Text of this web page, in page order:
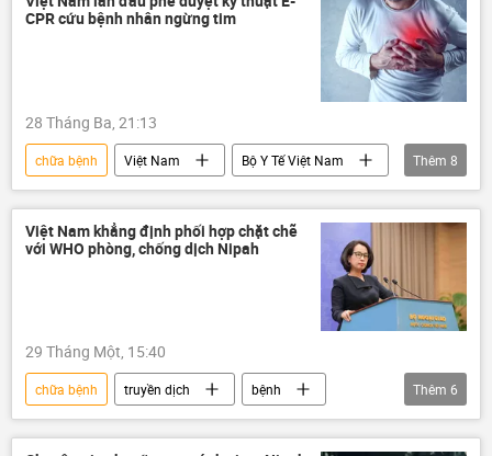
Ảnh hưởng về kinh tế-xã hội của đại dịch COVID-19
CPR cứu bệnh nhân ngừng tim
28 Tháng Ba, 21:13
chữa bệnh Việt Nam
Bộ Y Tế Việt Nam
Chính trị
bệnh viện
bệnh nhân
trái tim
y tế bác sĩ
bệnh
Gia Định
Thêm 8
Việt Nam khẳng định phối hợp chặt chẽ
với WHO phòng, chống dịch Nipah
29 Tháng Một, 15:40
chữa bệnh truyền dịch
bệnh
bệnh viện
virus
Việt Nam
Thêm 6